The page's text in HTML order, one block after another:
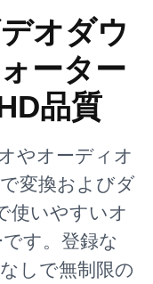
オダウ
ーター
品質
やオーディオ
変換およびダ
使いやすいオ
す。登録な
しで無制限の